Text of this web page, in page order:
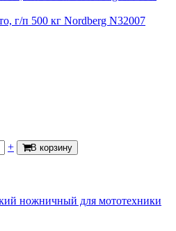
г/п 500 кг Nordberg N32007
+ В корзину